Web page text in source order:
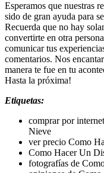
Esperamos que nuestras
sido de gran ayuda para
Recuerda que no hay
convertirte en otra
comunicar tus
comentarios. Nos
manera te fue en tu
Hasta la próxima!
Etiquetas:
comprar por
Nieve
ver precio Como
Como Hacer Un
fotografías de